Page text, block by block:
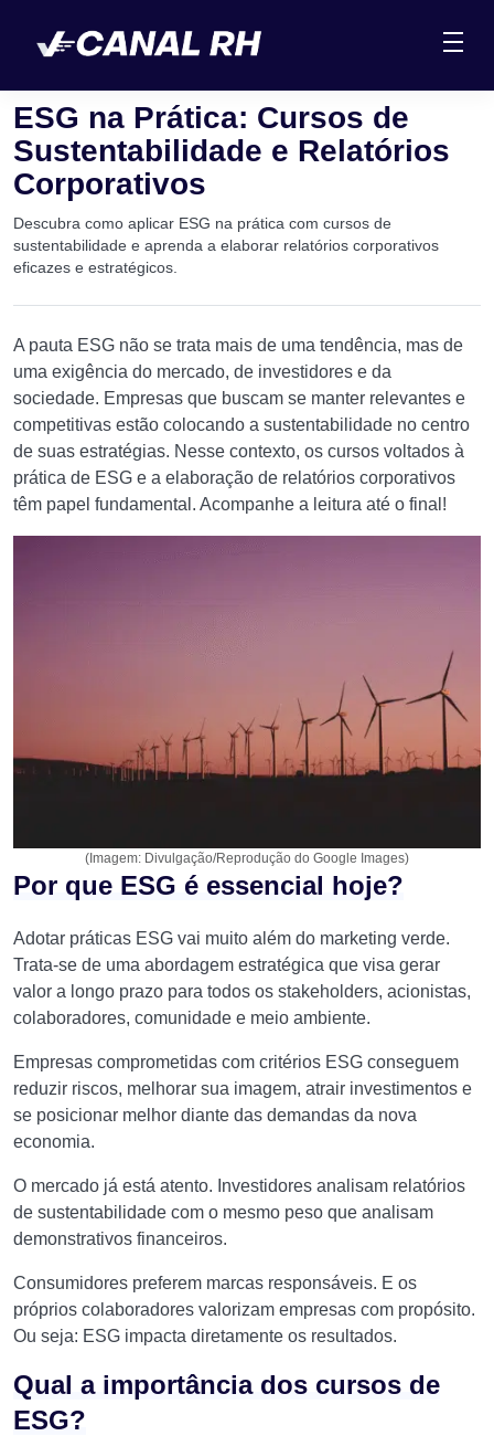
ESG na Prática: Cursos de
Sustentabilidade e Relatórios
Corporativos
Descubra como aplicar ESG na prática com cursos de
sustentabilidade e aprenda a elaborar relatórios corporativos
eficazes e estratégicos.
A pauta ESG não se trata mais de uma tendência, mas de
uma exigência do mercado, de investidores e da
sociedade. Empresas que buscam se manter relevantes e
competitivas estão colocando a sustentabilidade no centro
de suas estratégias. Nesse contexto, os cursos voltados à
prática de ESG e a elaboração de relatórios corporativos
têm papel fundamental. Acompanhe a leitura até o final!
(Imagem: Divulgação/Reprodução do Google Images)
Por que ESG é essencial hoje?
Adotar práticas ESG vai muito além do marketing verde.
Trata-se de uma abordagem estratégica que visa gerar
valor a longo prazo para todos os stakeholders, acionistas,
colaboradores, comunidade e meio ambiente.
Empresas comprometidas com critérios ESG conseguem
reduzir riscos, melhorar sua imagem, atrair investimentos e
se posicionar melhor diante das demandas da nova
economia.
O mercado já está atento. Investidores analisam relatórios
de sustentabilidade com o mesmo peso que analisam
demonstrativos financeiros.
Consumidores preferem marcas responsáveis. E os
próprios colaboradores valorizam empresas com propósito.
Ou seja: ESG impacta diretamente os resultados.
Qual a importância dos cursos de
ESG?